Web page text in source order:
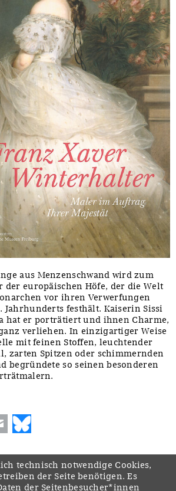
aus Menzenschwand wird zum
der europäischen Höfe, der die Welt
vor ihren Verwerfungen
Jahrhunderts festhält. Kaiserin Sissi
hat er porträtiert und ihnen Charme,
verliehen. In einzigartiger Weise
mit feinen Stoffen, leuchtender
zarten Spitzen oder schimmernden
begründete so seinen besonderen
E-mail
technisch notwendige Cookies,
der Seite benötigen. Es
der Seitenbesucher*innen